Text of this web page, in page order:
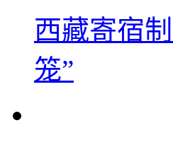
西藏寄宿
笼”